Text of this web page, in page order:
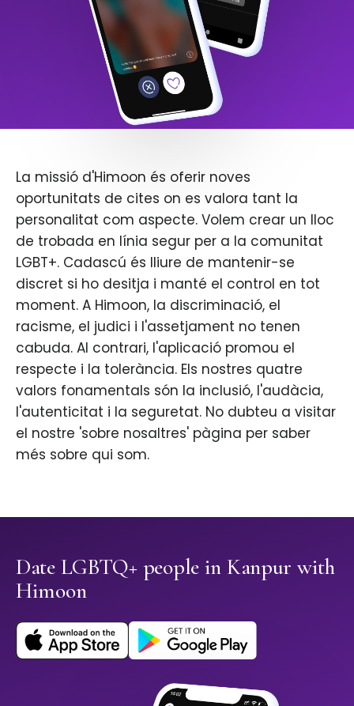
La missió d'Himoon és oferir noves
oportunitats de cites on es valora tant la
personalitat com aspecte. Volem crear un lloc
de trobada en línia segur per a la comunitat
LGBT+. Cadascú és lliure de mantenir-se
discret si ho desitja i manté el control en tot
moment. A Himoon, la discriminació, el
racisme, el judici i l'assetjament no tenen
cabuda. Al contrari, l'aplicació promou el
respecte i la tolerància. Els nostres quatre
valors fonamentals són la inclusió, l'audàcia,
l'autenticitat i la seguretat. No dubteu a visitar
el nostre 'sobre nosaltres' pàgina per saber
més sobre qui som.
Date LGBTQ+ people in Kanpur with
Himoon